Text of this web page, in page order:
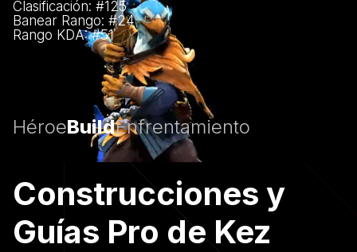
Clasificación: #125
Banear Rango: #24
Rango KDA: #51
HéroeBuildEnfrentamiento
Construcciones y
Guías Pro de Kez